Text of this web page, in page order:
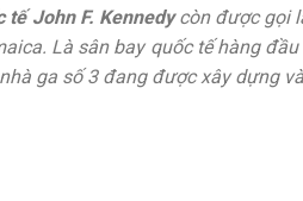
tế John F. Kennedycòn được gọi
Là sân bay quốc tế hàng
ga số 3 đang được xây dựng